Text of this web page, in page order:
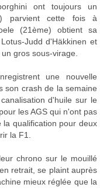
ont toujours un
parvient cette fois à
(21ème) obtient sa
Judd d'Häkkinen et
gros sous-virage.
une nouvelle
son crash de la semaine
d'huile sur le
les AGS qui n'ont pas
la qualification pour deux
la F1.
chrono sur le mouillé
retrait, se plaint auprès
mieux réglée que la